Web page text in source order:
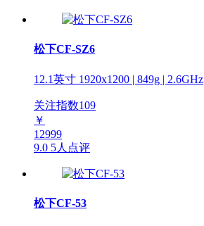
松下CF-SZ6
12.1英寸 1920x1200 | 849g | 2.6GHz
关注指数109
￥
12999
9.0 5人点评
松下CF-53